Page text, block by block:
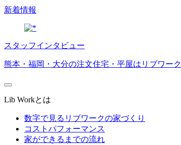
新着情報
スタッフインタビュー
熊本・福岡・大分の注文住宅・平屋はリブワーク
Lib Workとは
数字で見るリブワークの家づくり
コストパフォーマンス
家ができるまでの流れ